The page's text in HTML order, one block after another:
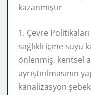
kazanmıştır
1. Çevre
sağlıklı içme suyu
önlenmiş, kentsel
ayrıştırılmasının
kanalizasyon